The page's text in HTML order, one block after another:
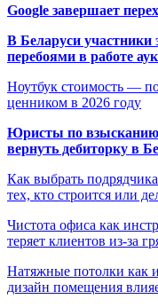
Google завершает
В Беларуси участники
перебоями в работе
Ноутбук стоимость —
ценником в 2026 году
Юристы по взысканию
вернуть дебиторку в
Как выбрать
тех, кто строится или
Чистота офиса как
теряет клиентов из-за
Натяжные потолки как
дизайн помещения